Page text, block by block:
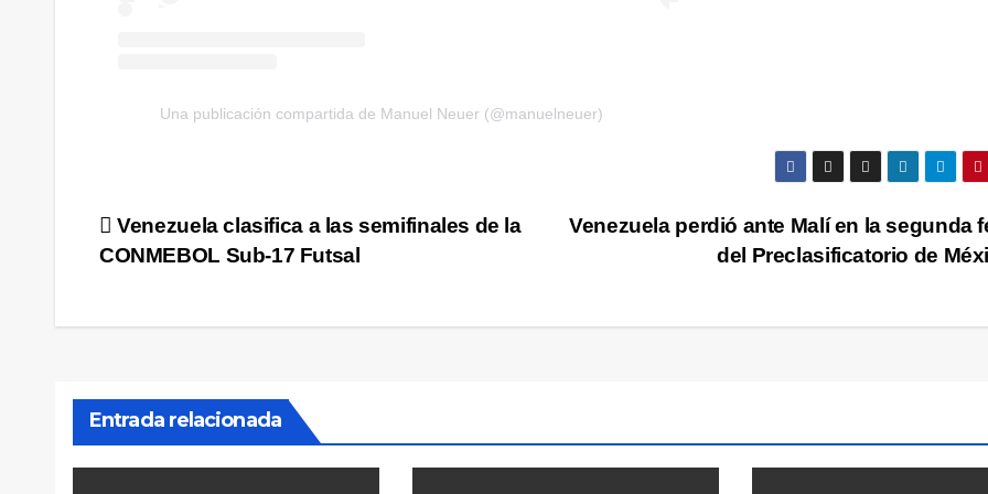
Una publicación compartida de Manuel Neuer (@manuelneuer)
Navegación
entradas
Venezuela perdió ante Malí en la segunda
del Preclasificatorio de
Venezuela clasifica a las semifinales de la
CONMEBOL Sub-17 Futsal
Entrada relacionada